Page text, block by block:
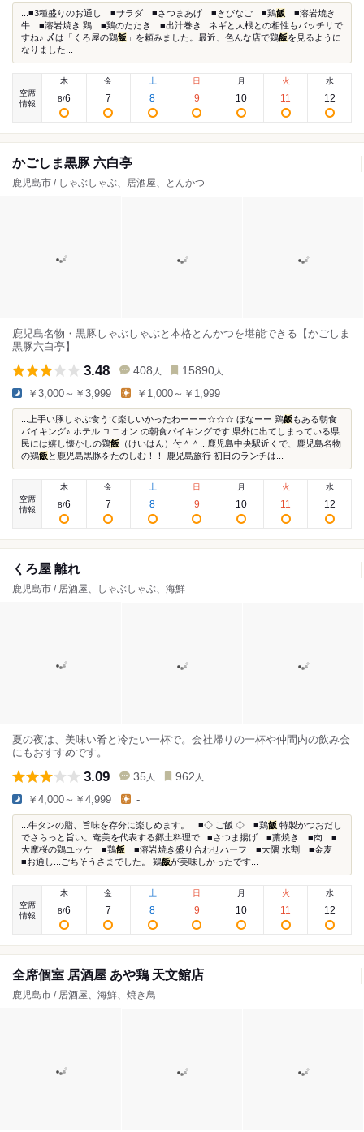
...■3種盛りのお通し ■サラダ ■さつまあげ ■きびなご ■鶏飯 ■溶岩焼き
牛 ■溶岩焼き 鶏 ■鶏のたたき ■出汁巻き...ネギと大根との相性もバッチリで
すね♪ 〆は「くろ屋の鶏飯 」を頼みました。最近、色んな店で鶏飯を見るように
なりました...
空席
情報
木
8/6
金
7
土
8
日
9
月
10
火
11
水
12
かごしま黒豚 六白亭
鹿児島市 / しゃぶしゃぶ、居酒屋、とんかつ
鹿児島名物・黒豚しゃぶしゃぶと本格とんかつを堪能できる【かごしま
黒豚六白亭】
3.48 408 人 15890 人
￥3,000～￥3,999 ￥1,000～￥1,999
...上手い豚しゃぶ食うて楽しいかったわーーー☆☆☆ ほなーー 鶏飯 もある朝食
バイキング♪ ホテル ユニオン の朝食バイキングです 県外に出てしまっている県
民には嬉し懐かしの鶏飯 （けいはん）付＾＾...鹿児島中央駅近くで、鹿児島名物
の鶏飯 と鹿児島黒豚をたのしむ！！ 鹿児島旅行 初日のランチは...
空席
情報
木
8/6
金
7
土
8
日
9
月
10
火
11
水
12
くろ屋 離れ
鹿児島市 / 居酒屋、しゃぶしゃぶ、海鮮
夏の夜は、美味い肴と冷たい一杯で。会社帰りの一杯や仲間内の飲み会
にもおすすめです。
3.09 35 人 962 人
￥4,000～￥4,999 -
...牛タンの脂、旨味を存分に楽しめます。 ■◇ ご飯 ◇ ■鶏飯 特製かつおだし
でさらっと旨い。奄美を代表する郷土料理で...■さつま揚げ ■藁焼き ■肉 ■
大摩桜の鶏ユッケ ■鶏飯 ■溶岩焼き盛り合わせハーフ ■大隅 水割 ■金麦
■お通し...ごちそうさまでした。 鶏飯が美味しかったです...
空席
情報
木
8/6
金
7
土
8
日
9
月
10
火
11
水
12
全席個室 居酒屋 あや鶏 天文館店
鹿児島市 / 居酒屋、海鮮、焼き鳥